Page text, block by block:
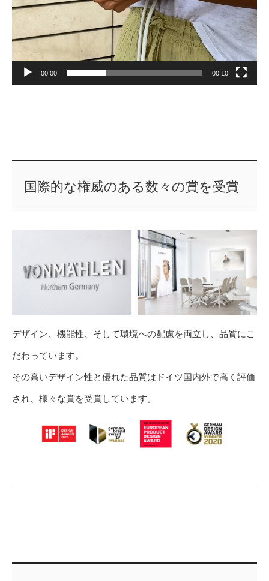
00:00 00:10
国際的な権威のある数々の賞を受賞
デザイン、機能性、そして環境への配慮を両立し、品質にこ
だわっています。
その高いデザイン性と優れた品質はドイツ国内外で高く評価
され、様々な賞を受賞しています。